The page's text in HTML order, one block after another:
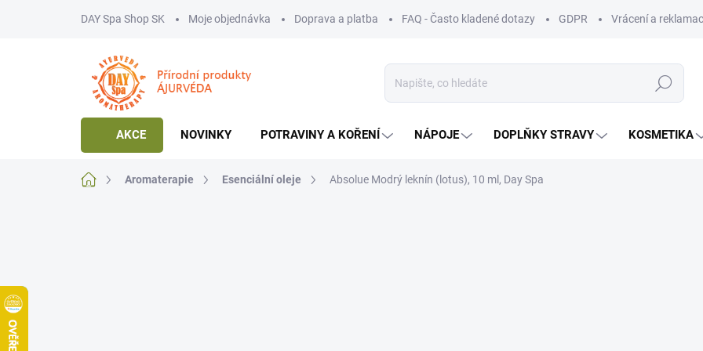
DAY Spa Shop SK Moje objednávka Doprava a platba FAQ - Často kladené dotazy GDPR Vrácení a
Hledat
AKCE NOVINKY POTRAVINY A KOŘENÍ NÁPOJE DOPLŇKY STRAVY KOSMETIKA
Domů Aromaterapie Esenciální oleje Absolue Modrý leknín (lotus), 10 ml, Day Spa